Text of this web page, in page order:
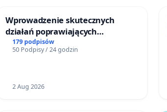
Wprowadzenie skutecznych
działań poprawiających
bezpieczeństwo na ulicy
Żeromskiego w Otwocku
179 podpisów
50 Podpisy / 24 godzin
2 Aug 2026